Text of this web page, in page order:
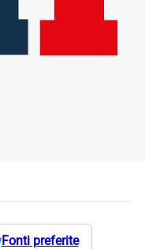
Fonti preferite